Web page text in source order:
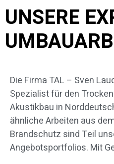
UNSERE
Die Firma TAL – Sven
Spezialist für den
Akustikbau in
ähnliche Arbeiten aus
Brandschutz sind Teil
Angebotsportfolios. Mit